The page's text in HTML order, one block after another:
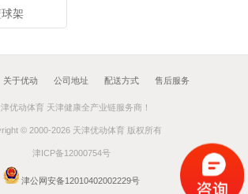
架
关于优动 公司地址 配送方式 售后服务
津优动体育 天津健康全产业链服务商！
© 2000-2026 天津优动体育 版权所有
津ICP备12000754号
津公网安备12010402002229号